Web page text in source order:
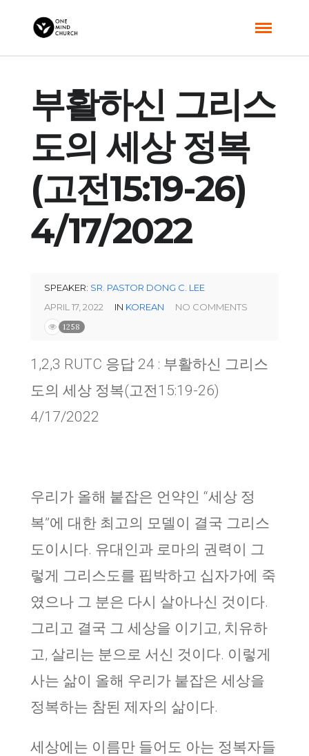
부활하신 그리스
도의 세상 정복
(고전15:19-26)
4/17/2022
SPEAKER: SR. PASTOR DONG C. LEE
APRIL 17, 2022
IN KOREAN NO COMMENTS
1258
1,2,3 RUTC 응답 24 : 부활하신 그리스
도의 세상 정복(고전15:19-26)
4/17/2022
우리가 올해 붙잡은 언약인 “세상 정
복”에 대한 최고의 모델이 결국 그리스
도이시다. 유대인과 로마의 권력이 그
렇게 그리스도를 핍박하고 십자가에 죽
였으나 그 분은 다시 살아나신 것이다.
그리고 결국 그 세상을 이기고, 치유하
고, 살리는 분으로 서신 것이다. 이렇게
사는 삶이 올해 우리가 붙잡은 세상을
정복하는 참된 제자의 삶이다.
세상에는 이름만 들어도 아는 정복자들